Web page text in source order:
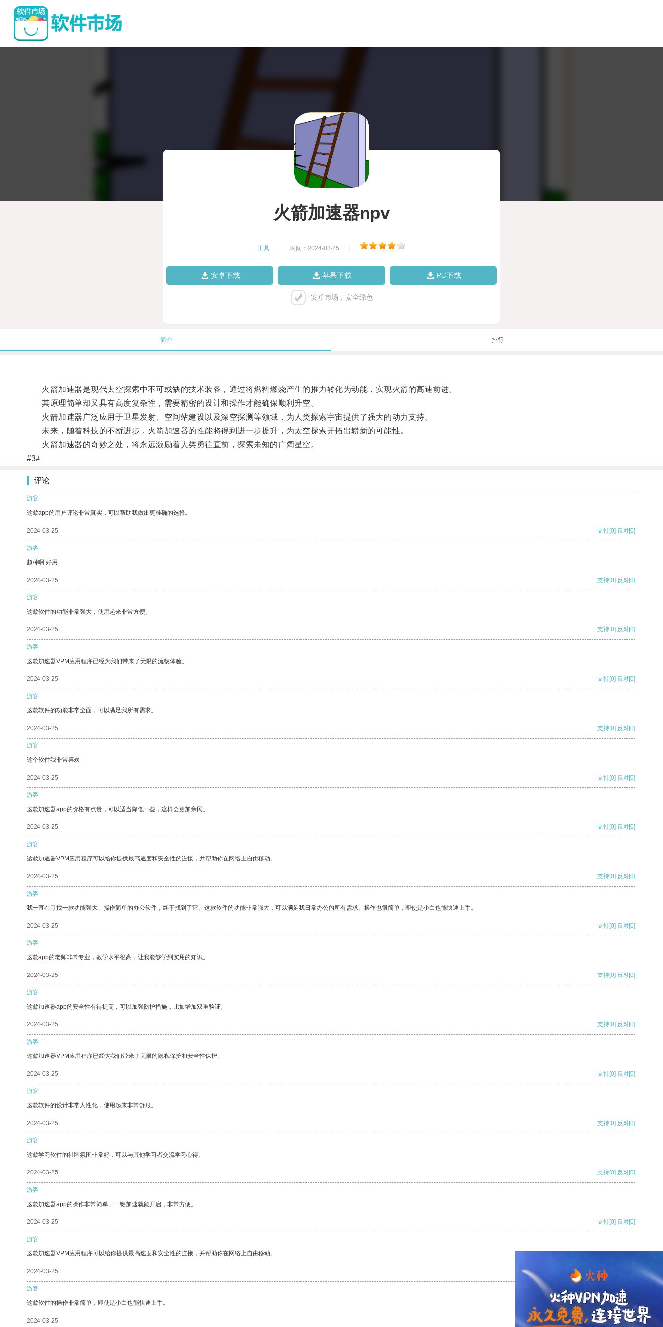
火箭加速器npv
工具 时间：2024-03-25
安卓下载 苹果下载 PC下载
安卓市场，安全绿色
简介 排行
火箭加速器是现代太空探索中不可或缺的技术装备，通过将燃料燃烧产生的推力转化为动能，实现火箭的高速前进。
其原理简单却又具有高度复杂性，需要精密的设计和操作才能确保顺利升空。
火箭加速器广泛应用于卫星发射、空间站建设以及深空探测等领域，为人类探索宇宙提供了强大的动力支持。
未来，随着科技的不断进步，火箭加速器的性能将得到进一步提升，为太空探索开拓出崭新的可能性。
火箭加速器的奇妙之处，将永远激励着人类勇往直前，探索未知的广阔星空。
#3#
评论
游客
这款app的用户评论非常真实，可以帮助我做出更准确的选择。
2024-03-25 支持[0] 反对[0]
游客
超棒啊 好用
2024-03-25 支持[0] 反对[0]
游客
这款软件的功能非常强大，使用起来非常方便。
2024-03-25 支持[0] 反对[0]
游客
这款加速器VPM应用程序已经为我们带来了无限的流畅体验。
2024-03-25 支持[0] 反对[0]
游客
这款软件的功能非常全面，可以满足我所有需求。
2024-03-25 支持[0] 反对[0]
游客
这个软件我非常喜欢
2024-03-25 支持[0] 反对[0]
游客
这款加速器app的价格有点贵，可以适当降低一些，这样会更加亲民。
2024-03-25 支持[0] 反对[0]
游客
这款加速器VPM应用程序可以给你提供最高速度和安全性的连接，并帮助你在网络上自由移动。
2024-03-25 支持[0] 反对[0]
游客
我一直在寻找一款功能强大、操作简单的办公软件，终于找到了它。这款软件的功能非常强大，可以满足我日常办公的所有需求。操作也很简单，即使是小白也能快速上手。
2024-03-25 支持[0] 反对[0]
游客
这款app的老师非常专业，教学水平很高，让我能够学到实用的知识。
2024-03-25 支持[0] 反对[0]
游客
这款加速器app的安全性有待提高，可以加强防护措施，比如增加双重验证。
2024-03-25 支持[0] 反对[0]
游客
这款加速器VPM应用程序已经为我们带来了无限的隐私保护和安全性保护。
2024-03-25 支持[0] 反对[0]
游客
这款软件的设计非常人性化，使用起来非常舒服。
2024-03-25 支持[0] 反对[0]
游客
这款学习软件的社区氛围非常好，可以与其他学习者交流学习心得。
2024-03-25 支持[0] 反对[0]
游客
这款加速器app的操作非常简单，一键加速就能开启，非常方便。
2024-03-25 支持[0] 反对[0]
游客
这款加速器VPM应用程序可以给你提供最高速度和安全性的连接，并帮助你在网络上自由移动。
2024-03-25 支持
游客
这款软件的操作非常简单，即使是小白也能快速上手。
2024-03-25 支持[0] 反对[0]